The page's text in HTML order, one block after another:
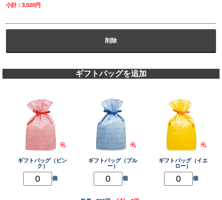
小計 : 3,020円
削除
ギフトバッグを追加
ギフトバッグ（ピン
ク）
個
ギフトバッグ（ブル
ー）
個
ギフトバッグ（イエ
ロー）
個